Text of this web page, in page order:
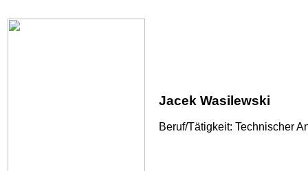
Jacek Wasilewski
Beruf/Tätigkeit: Technischer